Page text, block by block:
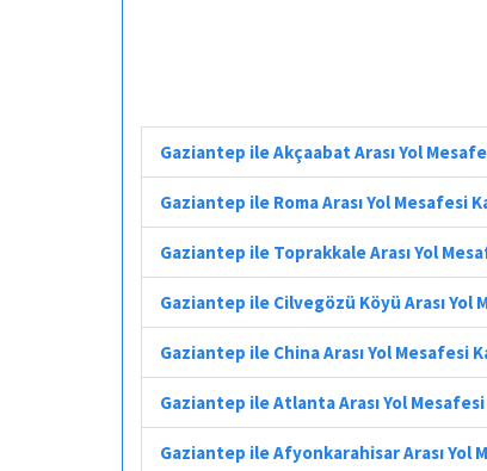
Gaziantep ile Akçaabat Arası Yol
Gaziantep ile Roma Arası Yol Mesafesi
Gaziantep ile Toprakkale Arası Yol
Gaziantep ile Cilvegözü Köyü Arası Yol
Gaziantep ile China Arası Yol Mesafesi
Gaziantep ile Atlanta Arası Yol
Gaziantep ile Afyonkarahisar Arası Yol